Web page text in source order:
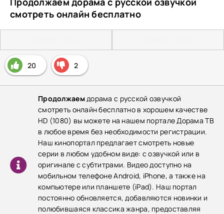
смотреть онлайн бесплатно
20 2
Продолжаемдорама с русской озвучкой
смотреть онлайн бесплатно в хорошем качестве
HD (1080) вы можете на нашем портале Дорама ТВ
в любое время без необходимости регистрации.
Наш кинопортал предлагает смотреть новые
серии в любом удобном виде: с озвучкой или в
оригинале с субтитрами. Видео доступно на
мобильном телефоне Android, iPhone, а также на
компьютере или планшете (iPad). Наш портал
постоянно обновляется, добавляются новинки и
полюбившаяся классика жанра, предоставляя